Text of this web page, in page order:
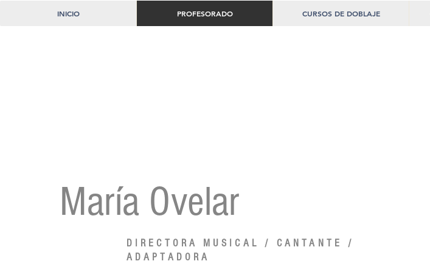
INICIO PROFESORADO CURSOS DE DOBLAJE
María Ovelar
DIRECTORA MUSICAL / CANTANTE /
ADAPTADORA